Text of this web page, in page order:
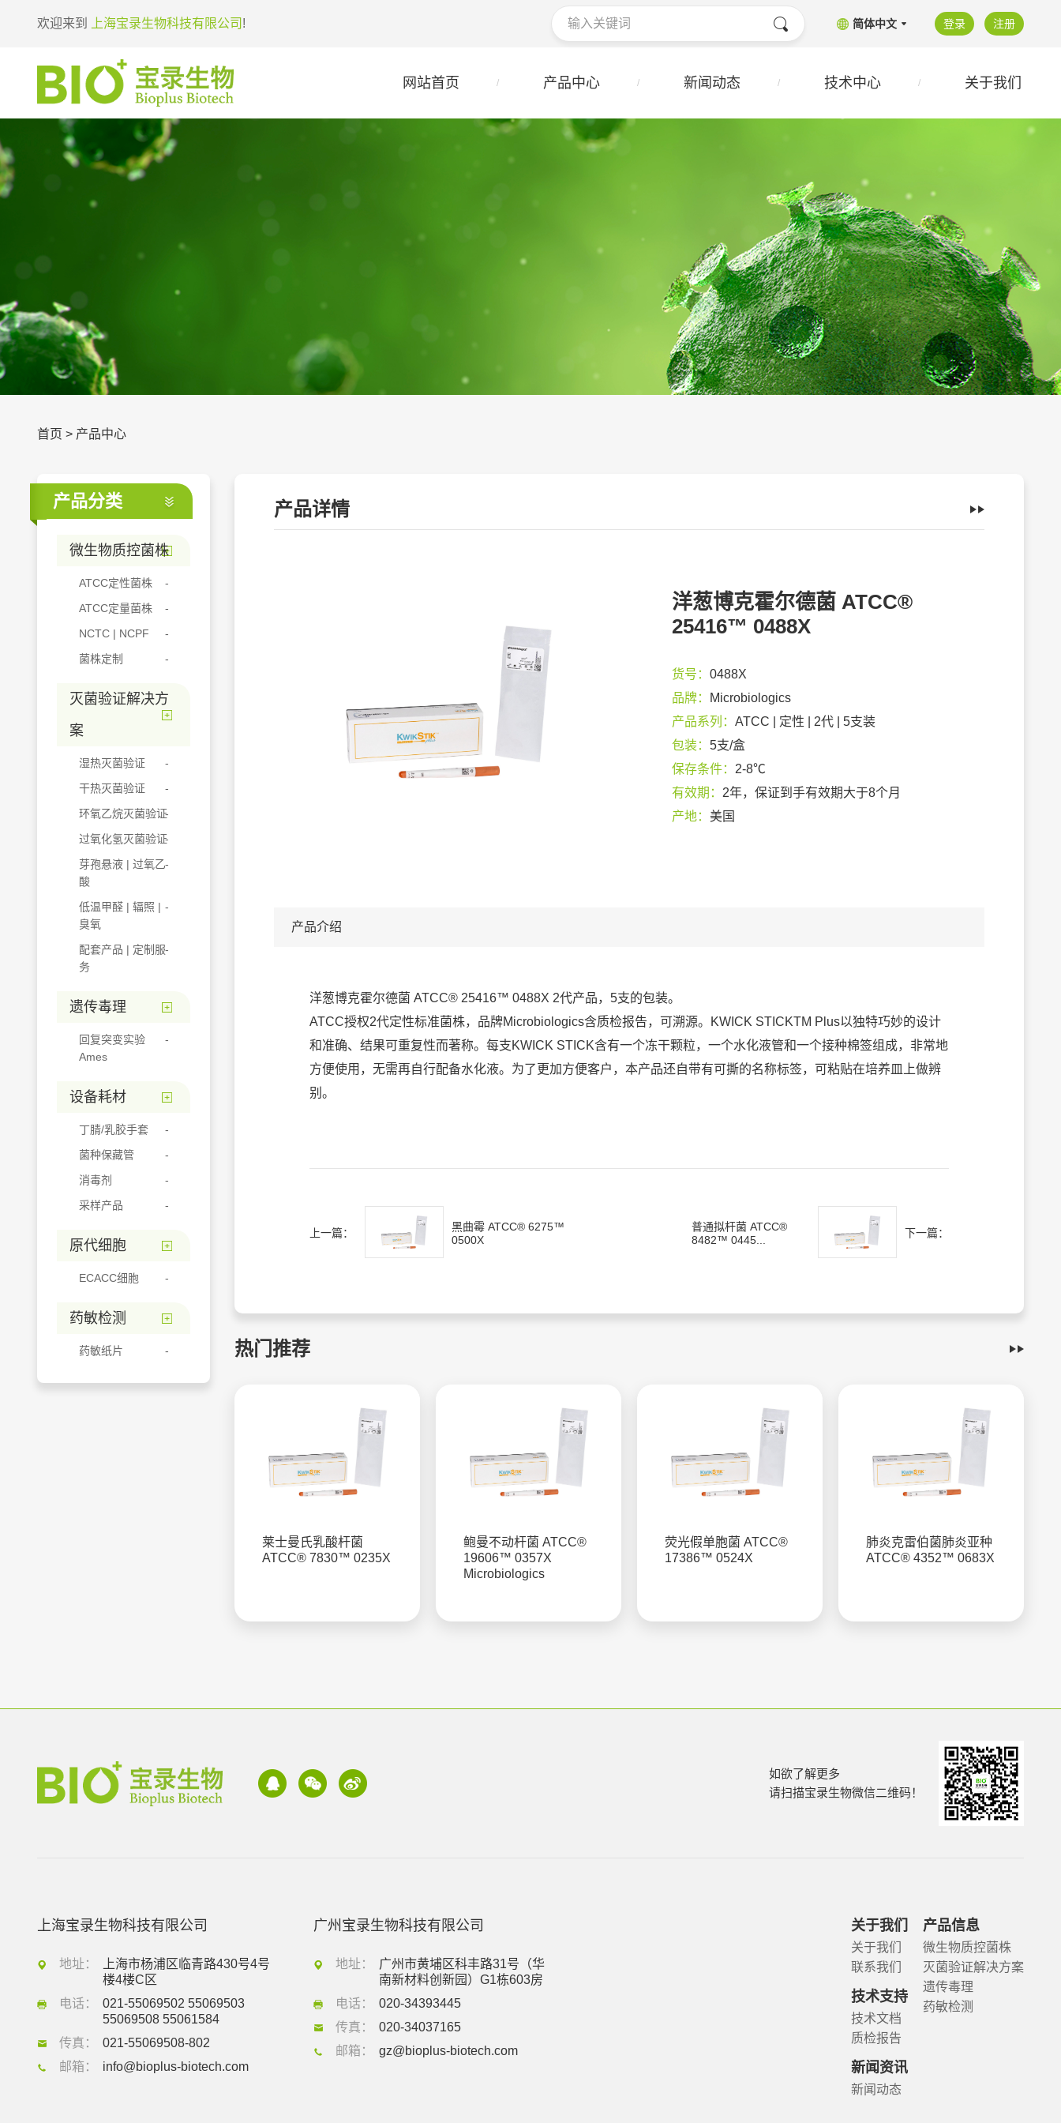
欢迎来到 上海宝录生物科技有限公司 ! 简体中文 登录 注册
网站首页 产品中心 新闻动态 技术中心 关于我们
首页 > 产品中心
产品分类
微生物质控菌株
ATCC定性菌株
ATCC定量菌株
NCTC | NCPF
菌株定制
灭菌验证解决方
案
湿热灭菌验证
干热灭菌验证
环氧乙烷灭菌验证
过氧化氢灭菌验证
芽孢悬液 | 过氧乙
酸
低温甲醛 | 辐照 |
臭氧
配套产品 | 定制服
务
遗传毒理
回复突变实验
Ames
设备耗材
丁腈/乳胶手套
菌种保藏管
消毒剂
采样产品
原代细胞
ECACC细胞
药敏检测
药敏纸片
产品详情
洋葱博克霍尔德菌 ATCC®
25416™ 0488X
货号： 0488X
品牌：
Microbiologics
产品系列： ATCC | 定性 | 2代 | 5支装
包装： 5支/盒
保存条件： 2-8℃
有效期： 2年，保证到手有效期大于8个月
产地： 美国
产品介绍
洋葱博克霍尔德菌 ATCC® 25416™ 0488X 2代产品，5支的包装。
ATCC授权2代定性标准菌株，品牌Microbiologics含质检报告，可溯源。KWICK STICKTM Plus以独特巧妙的设计
和准确、结果可重复性而著称。每支KWICK STICK含有一个冻干颗粒，一个水化液管和一个接种棉签组成，非常地
方便使用，无需再自行配备水化液。为了更加方便客户，本产品还自带有可撕的名称标签，可粘贴在培养皿上做辨
别。
上一篇：
黑曲霉 ATCC® 6275™
0500X
普通拟杆菌 ATCC®
8482™ 0445...
下一篇：
热门推荐
莱士曼氏乳酸杆菌
ATCC® 7830™ 0235X
鲍曼不动杆菌 ATCC®
19606™ 0357X
Microbiologics
荧光假单胞菌 ATCC®
17386™ 0524X
肺炎克雷伯菌肺炎亚种
ATCC® 4352™ 0683X
如欲了解更多
请扫描宝录生物微信二维码！
上海宝录生物科技有限公司
地址：
上海市杨浦区临青路430号4号
楼4楼C区
电话：
021-55069502 55069503
55069508 55061584
传真：
021-55069508-802
邮箱：
info@bioplus-biotech.com
广州宝录生物科技有限公司
地址：
广州市黄埔区科丰路31号（华
南新材料创新园）G1栋603房
电话：
020-34393445
传真：
020-34037165
邮箱：
gz@bioplus-biotech.com
关于我们
关于我们
联系我们
技术支持
技术文档
质检报告
新闻资讯
新闻动态
产品信息
微生物质控菌株
灭菌验证解决方案
遗传毒理
药敏检测